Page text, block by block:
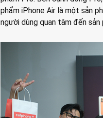
phẩm iPhone Air là một sản
người dùng quan tâm đến sản